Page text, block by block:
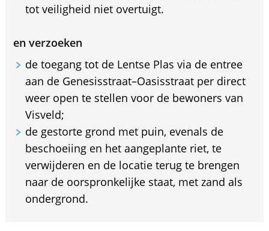
tot veiligheid niet overtuigt.
en verzoeken
de toegang tot de Lentse Plas via de entree
aan de Genesisstraat–Oasisstraat per direct
weer open te stellen voor de bewoners van
Visveld;
de gestorte grond met puin, evenals de
beschoeiing en het aangeplante riet, te
verwijderen en de locatie terug te brengen
naar de oorspronkelijke staat, met zand als
ondergrond.